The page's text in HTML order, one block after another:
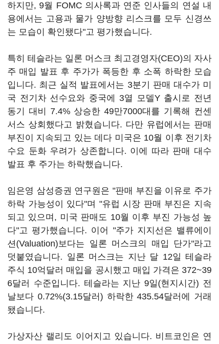
하지만, 9월 FOMC 의사록과 연준 인사들의 연설 내
용에서는 고용과 물가 양방향 리스크를 모두 신경쓰
는 모습이 확인됐다"고 평가했습니다.
특히 테슬라는 일론 머스크 최고경영자(CEO)의 자사
주 매입 발표 후 주가가 폭등한 후 소폭 하락한 모습
입니다. 최근 실적 발표에서는 3분기 판매 대수가 미
국 전기차 선수요와 중국에 3열 모델Y 출시로 전년
동기 대비 7.4% 상승한 49만7000대를 기록해 컨센
서스 상회했다고 밝혔습니다. 다만 유럽에서는 판매
부진이 지속되고 있는 데다 미국은 10월 이후 전기차
수요 둔화 우려가 상존합니다. 이에 따라 판매 대수
발표 후 주가는 하락했습니다.
임은영 삼성증권 연구원은 "판매 부진을 이유로 주가
하락 가능성이 있다"며 "유럽 시장 판매 부진은 지속
되고 있으며, 미국 판매도 10월 이후 부진 가능성 높
다"고 평가했습니다. 이어 "주가 지지선은 밸류에이
션(Valuation)보다는 일론 머스크의 매입 단가"라고
덧붙였습니다. 일론 머스크는 지난 달 12일 테슬라
주식 10억달러 매입을 공시했고 매입 가격은 372~39
6달러 수준입니다. 테슬라는 지난 9일(현지시간) 전
날보다 0.72%(3.15달러) 하락한 435.54달러에 거래
됐습니다.
가상자산 랠리도 이어지고 있습니다. 비트코인은 연